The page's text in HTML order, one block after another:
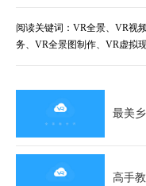
阅读关键词：VR全景、VR视
务、VR全景图制作、VR虚拟
最美
高手